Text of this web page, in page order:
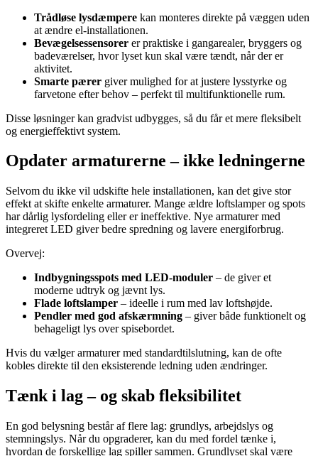
Trådløse lysdæmpere kan monteres direkte på væggen uden
at ændre el-installationen.
Bevægelsessensorer er praktiske i gangarealer, bryggers og
badeværelser, hvor lyset kun skal være tændt, når der er
aktivitet.
Smarte pærer giver mulighed for at justere lysstyrke og
farvetone efter behov – perfekt til multifunktionelle rum.
Disse løsninger kan gradvist udbygges, så du får et mere fleksibelt
og energieffektivt system.
Opdater armaturerne – ikke ledningerne
Selvom du ikke vil udskifte hele installationen, kan det give stor
effekt at skifte enkelte armaturer. Mange ældre loftslamper og spots
har dårlig lysfordeling eller er ineffektive. Nye armaturer med
integreret LED giver bedre spredning og lavere energiforbrug.
Overvej:
Indbygningsspots med LED-moduler – de giver et
moderne udtryk og jævnt lys.
Flade loftslamper – ideelle i rum med lav loftshøjde.
Pendler med god afskærmning – giver både funktionelt og
behageligt lys over spisebordet.
Hvis du vælger armaturer med standardtilslutning, kan de ofte
kobles direkte til den eksisterende ledning uden ændringer.
Tænk i lag – og skab fleksibilitet
En god belysning består af flere lag: grundlys, arbejdslys og
stemningslys. Når du opgraderer, kan du med fordel tænke i,
hvordan de forskellige lag spiller sammen. Grundlyset skal være